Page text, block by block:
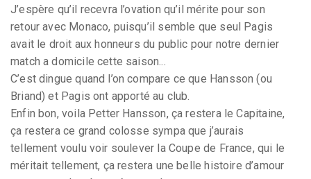
J’espère qu’il recevra l’ovation qu’il mérite pour son
retour avec Monaco, puisqu’il semble que seul Pagis
avait le droit aux honneurs du public pour notre dernier
match a domicile cette saison...
C’est dingue quand l’on compare ce que Hansson (ou
Briand) et Pagis ont apporté au club.
Enfin bon, voila Petter Hansson, ça restera le Capitaine,
ça restera ce grand colosse sympa que j’aurais
tellement voulu voir soulever la Coupe de France, qui le
méritait tellement, ça restera une belle histoire d’amour